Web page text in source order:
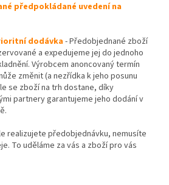
předpokládané uvedení na
dodávka- Předobjednané zboží
a expedujeme jej do jednoho
Výrobcem anoncovaný termín
změnit (a nezřídka k jeho posunu
se zboží na trh dostane, díky
partnery garantujeme jeho dodání v
realizujete předobjednávku, nemusíte
To uděláme za vás a zboží pro vás